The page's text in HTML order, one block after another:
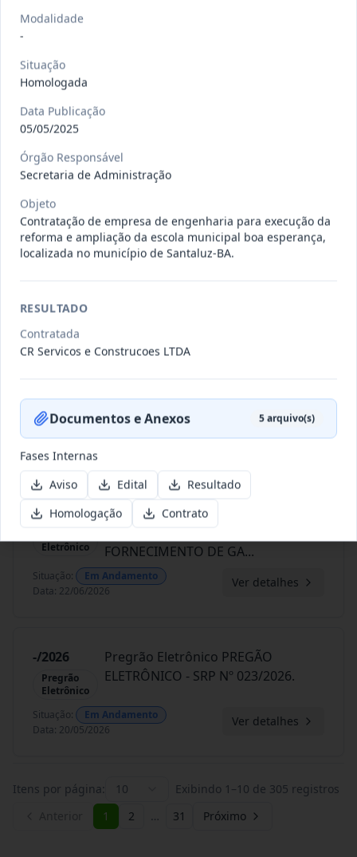
Data:13/07/2026
027/2026
Pregão
Eletrônico
Data :13/07/2026
025/2026
Pregão
Eletrônico
REGISTRO DE PREÇO PARA A
CONTRATAÇÃO DE EMPRESA PARA
LOCAÇÃO
Data :30/06/2026
Presencial
Ver detalhes
026/2026
Eletrônico
REGISTRO DE PREÇOS PARA
FORNECIMENTO DE GA...
Situação:
Em Andamento
Data: 22/06/2026
Ver detalhes
-/2026
Pregrão
Eletrônico
Pregrão Eletrônico PREGÃO
ELETRÔNICO - SRP Nº 023/2026.
Situação:
Em Andamento
Data: 20/05/2026
Ver detalhes
Itens por página: 10 Exibindo 1 –10 de 305 registros
1 2 … 31 Próximo
Modalidade
-
Situação
Homologada
Data Publicação
05/05/2025
Órgão Responsável
Secretaria de Administração
Objeto
Contratação de empresa de engenharia para execução da
reforma e ampliação da escola municipal boa esperança,
localizada no município de Santaluz-BA.
RESULTADO
Contratada
CR Servicos e Construcoes LTDA
Documentos e Anexos 5arquivo(s)
Fases Internas
Aviso
Edital
Resultado
Homologação
Contrato